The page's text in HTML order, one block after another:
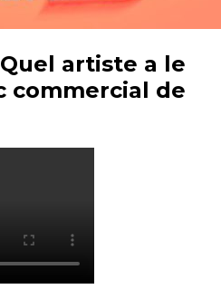
artiste a le
commercial de